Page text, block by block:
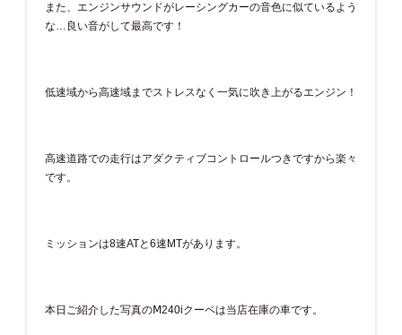
また、エンジンサウンドがレーシングカーの音色に似ているよう
な…良い音がして最高です！
低速域から高速域までストレスなく一気に吹き上がるエンジン！
高速道路での走行はアダクティブコントロールつきですから楽々
です。
ミッションは8速ATと6速MTがあります。
本日ご紹介した写真のⅯ240iクーペは当店在庫の車です。